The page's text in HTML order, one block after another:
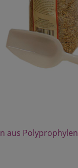
aus Polyprophylen